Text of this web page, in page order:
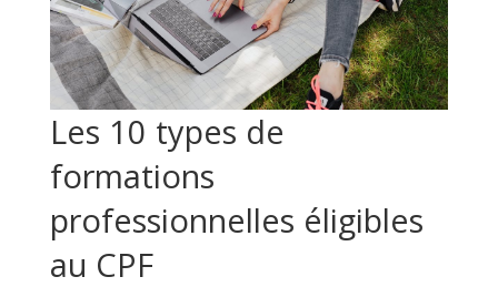
Les 10 types de
formations
professionnelles éligibles
au CPF